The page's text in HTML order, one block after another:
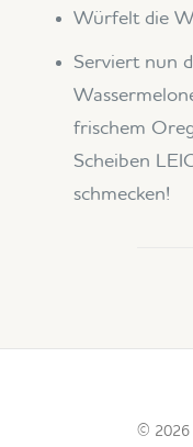
Würfelt die
Serviert nun
frischem
Scheiben
schmecken!
© 2026